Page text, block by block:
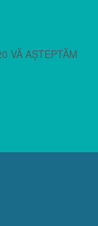
VĂ AȘTEPTĂM